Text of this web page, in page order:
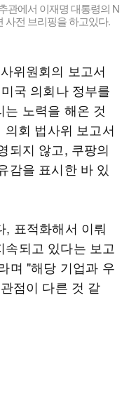
관에서 이재명 대통령의 N
사전 브리핑을 하고있다.
위원회의 보고서
국 의회나 정부를
노력을 해온 것
회 법사위 보고서
되지 않고, 쿠팡의
감을 표시한 바 있
, 표적화해서 이뤄
되고 있다는 보고
며 "해당 기업과 우
점이 다른 것 같